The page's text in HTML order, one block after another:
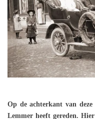
Op de achterkant van
Lemmer heeft gereden.